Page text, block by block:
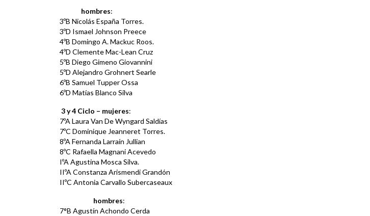
hombres:
3ºB Nicolás España Torres.
3ºD Ismael Johnson Preece
4ºB Domingo A. Mackuc Roos.
4ºD Clemente Mac-Lean Cruz
5ºB Diego Gimeno Giovannini
5ºD Alejandro Grohnert Searle
6ºB Samuel Tupper Ossa
6ºD Matías Blanco Silva
3 y 4 Ciclo – mujeres:
7ºA Laura Van De Wyngard Saldías
7ºC Dominique Jeanneret Torres.
8ºA Fernanda Larraín Jullian
8ºC Rafaella Magnani Acevedo
IºA Agustina Mosca Silva.
IIºA Constanza Arismendi Grandón
IIºC Antonia Carvallo Subercaseaux
hombres:
7°B Agustín Achondo Cerda